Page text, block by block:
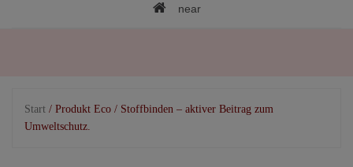
near
Start / Produkt Eco / Stoffbinden – aktiver Beitrag zum
Umweltschutz.